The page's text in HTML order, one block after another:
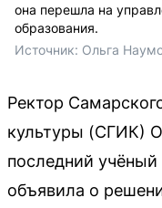
она перешла на
образования.
Источник: Ольга
Ректор
культуры (СГИК)
последний учёный
объявила о